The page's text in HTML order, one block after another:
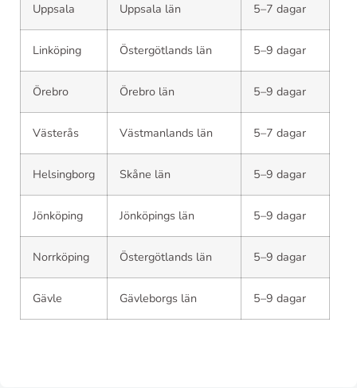
Uppsala Uppsala län 5–7 dagar
Linköping Östergötlands län 5–9 dagar
Örebro Örebro län 5–9 dagar
Västerås Västmanlands län 5–7 dagar
Helsingborg Skåne län 5–9 dagar
Jönköping Jönköpings län 5–9 dagar
Norrköping Östergötlands län 5–9 dagar
Gävle Gävleborgs län 5–9 dagar